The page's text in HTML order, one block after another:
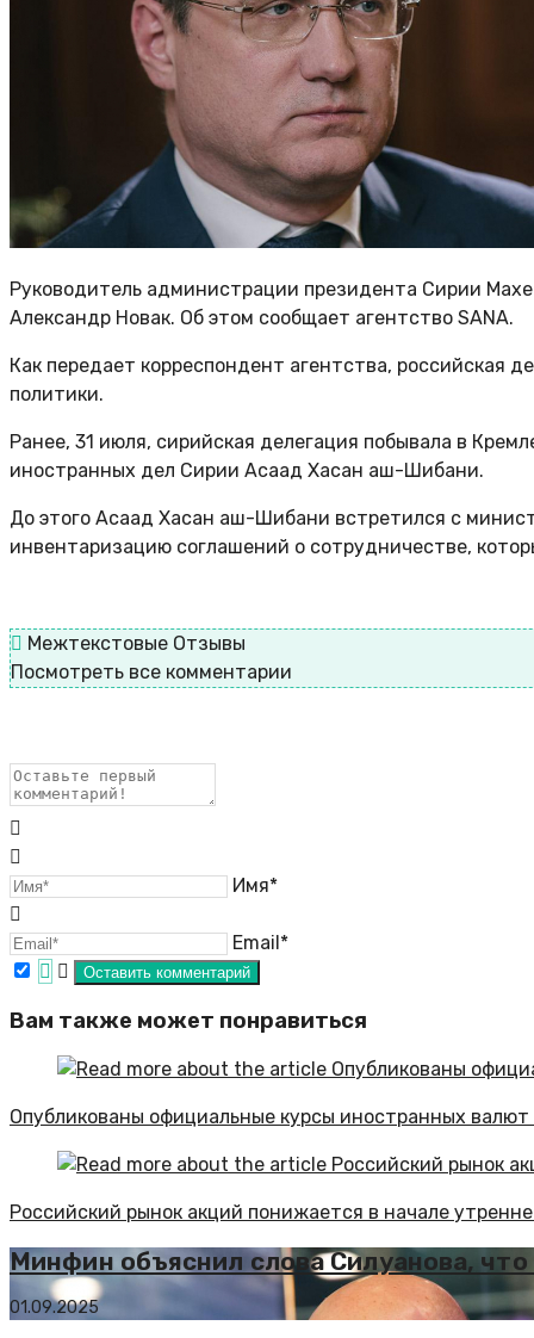
Руководитель администрации президента Сирии
Александр Новак. Об этом сообщает агентство SANA.
Как передает корреспондент агентства, российская
политики.
Ранее, 31 июля, сирийская делегация побывала в
иностранных дел Сирии Асаад Хасан аш-Шибани.
До этого Асаад Хасан аш-Шибани встретился с
инвентаризацию соглашений о сотрудничестве,
Межтекстовые Отзывы
Посмотреть все комментарии
Имя*
Email*
Вам также может понравиться
Опубликованы официальные курсы иностранных валют
Российский рынок акций понижается в начале
Минфин объяснил слова Силуанова,
01.09.2025